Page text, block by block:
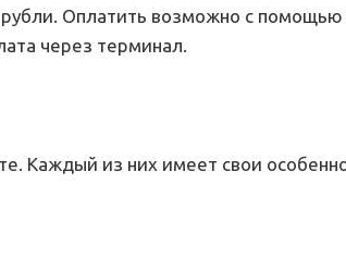
Оплатить возможно с помощью
через терминал.
Каждый из них имеет свои